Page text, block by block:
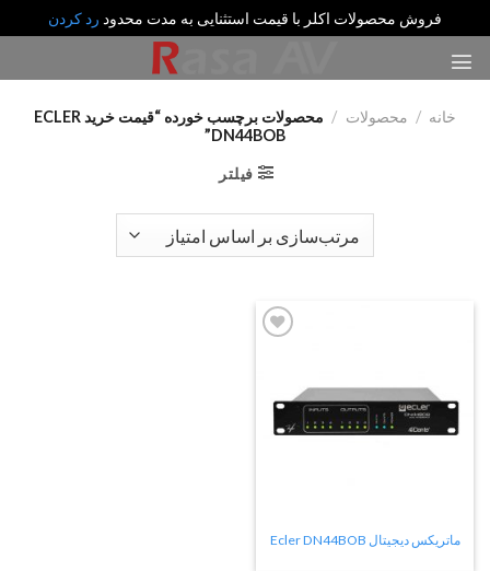
فروش محصولات اکلر با قیمت استثنایی به مدت محدود رد کردن
خانه / محصولات /
محصولات برچسب خورده “قیمت خرید ECLER
DN44BOB”
فیلتر
ماتریکس دیجیتال Ecler DN44BOB